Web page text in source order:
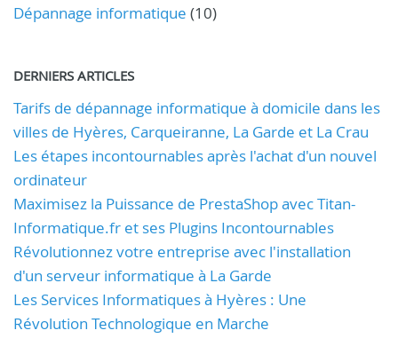
Dépannage informatique (10)
DERNIERS ARTICLES
Tarifs de dépannage informatique à domicile dans les
villes de Hyères, Carqueiranne, La Garde et La Crau
Les étapes incontournables après l'achat d'un nouvel
ordinateur
Maximisez la Puissance de PrestaShop avec Titan-
Informatique.fr et ses Plugins Incontournables
Révolutionnez votre entreprise avec l'installation
d'un serveur informatique à La Garde
Les Services Informatiques à Hyères : Une
Révolution Technologique en Marche